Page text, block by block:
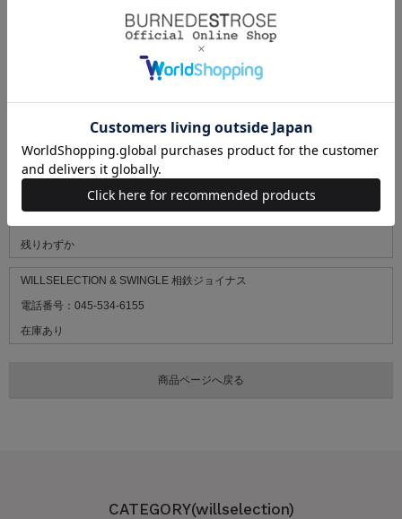
REDYAZEL エスパル仙台
電話番号：03-5269-4497
在庫あり
WILLSELECTION 名古屋パルコ
残りわずか
WILLSELECTION & SWINGLE 相鉄ジョイナス
電話番号：045-534-6155
在庫あり
CATEGORY(willselection)